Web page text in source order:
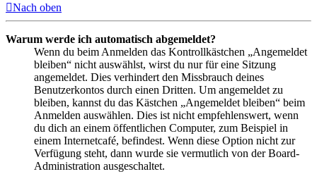
Nach oben
Warum werde ich automatisch abgemeldet?
Wenn du beim Anmelden das Kontrollkästchen „Angemeldet
bleiben“ nicht auswählst, wirst du nur für eine Sitzung
angemeldet. Dies verhindert den Missbrauch deines
Benutzerkontos durch einen Dritten. Um angemeldet zu
bleiben, kannst du das Kästchen „Angemeldet bleiben“ beim
Anmelden auswählen. Dies ist nicht empfehlenswert, wenn
du dich an einem öffentlichen Computer, zum Beispiel in
einem Internetcafé, befindest. Wenn diese Option nicht zur
Verfügung steht, dann wurde sie vermutlich von der Board-
Administration ausgeschaltet.